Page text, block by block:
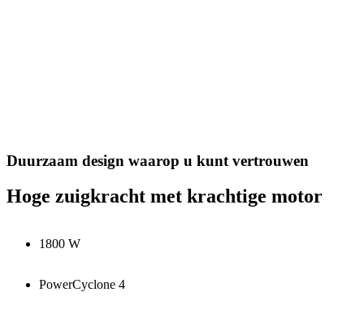
Duurzaam design waarop u kunt vertrouwen
Hoge zuigkracht met krachtige motor
1800 W
PowerCyclone 4